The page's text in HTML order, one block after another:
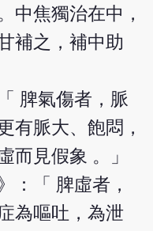
中焦獨治在中，
補之，補中助
脾氣傷者，脈
脈大、飽悶，
而見假象 。」
：「 脾虛者，
為嘔吐，為泄